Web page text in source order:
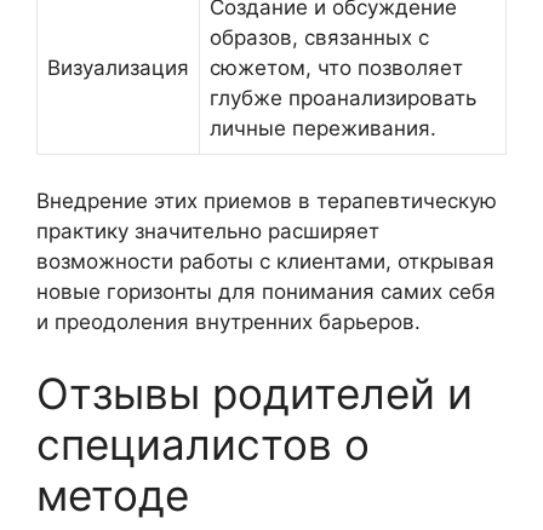
Визуализация
Создание и обсуждение
образов, связанных с
сюжетом, что позволяет
глубже проанализировать
личные переживания.
Внедрение этих приемов в терапевтическую
практику значительно расширяет
возможности работы с клиентами, открывая
новые горизонты для понимания самих себя
и преодоления внутренних барьеров.
Отзывы родителей и
специалистов о
методе